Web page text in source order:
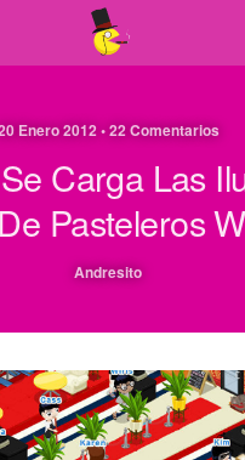
Enero 2012 • 22 Comentarios
Carga Las
Pasteleros
Andresito